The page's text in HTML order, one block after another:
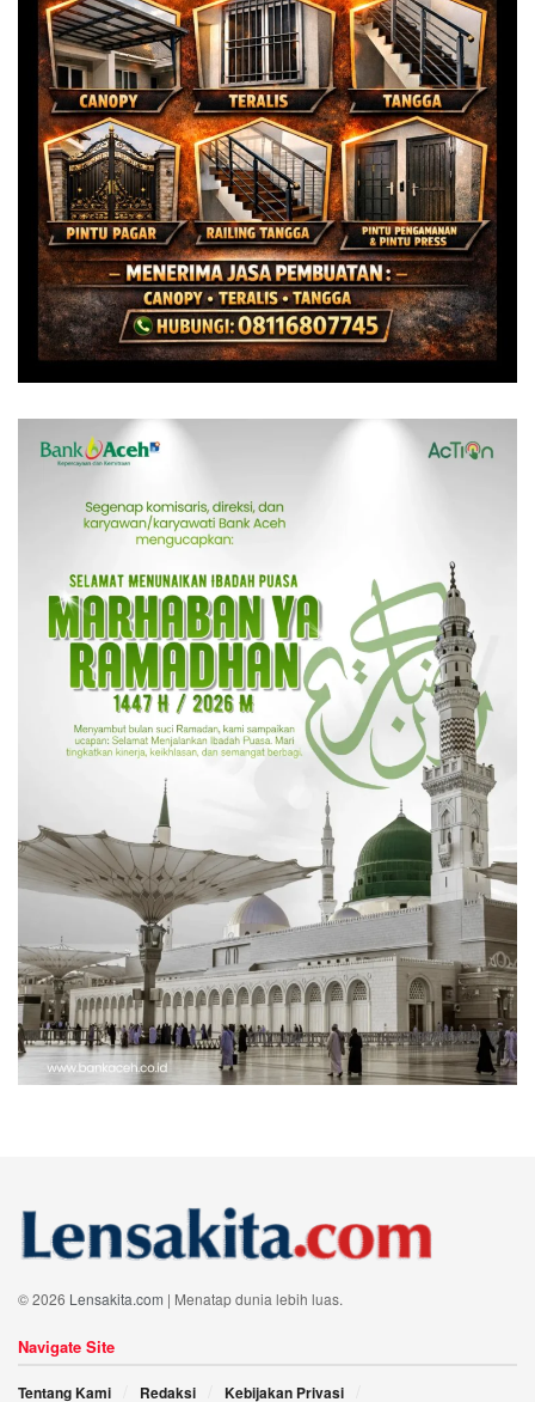
© 2026 Lensakita.com | Menatap dunia lebih luas.
Navigate Site
Tentang Kami Redaksi Kebijakan Privasi